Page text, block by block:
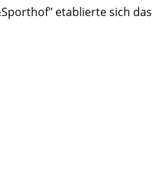
etablierte sich das